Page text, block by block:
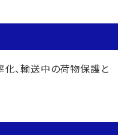
化、輸送中の荷物保護と